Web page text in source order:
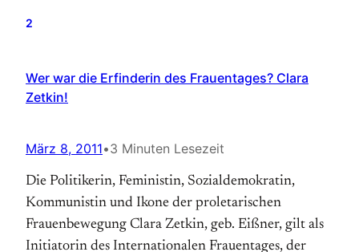
2
Wer war die Erfinderin des Frauentages? Clara
Zetkin!
März 8, 2011•3 Minuten Lesezeit
Die Politikerin, Feministin, Sozialdemokratin,
Kommunistin und Ikone der proletarischen
Frauenbewegung Clara Zetkin, geb. Eißner, gilt als
Initiatorin des Internationalen Frauentages, der